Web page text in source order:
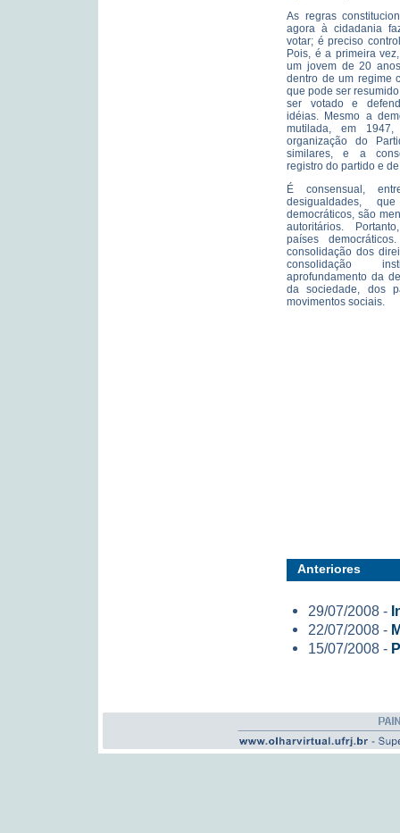
As regras
agora à cidadania
votar; é preciso
Pois, é a primeira
um jovem de 20
dentro de um regime
que pode ser
ser votado e
idéias. Mesmo a
mutilada, em
organização do
similares, e a
registro do partido e
É consensual,
desigualdades,
democráticos, são
autoritários.
países
consolidação dos
consolidação
aprofundamento da
da sociedade, dos
movimentos sociais.
Anteriores
29/07/2008 -
22/07/2008 -
15/07/2008 -